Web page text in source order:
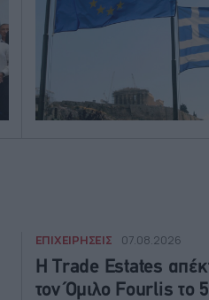
ΕΠΙΧΕΙΡΗΣΕΙΣ 07.08.2026
Η Trade Εstates
τον Όμιλο Fourlis το